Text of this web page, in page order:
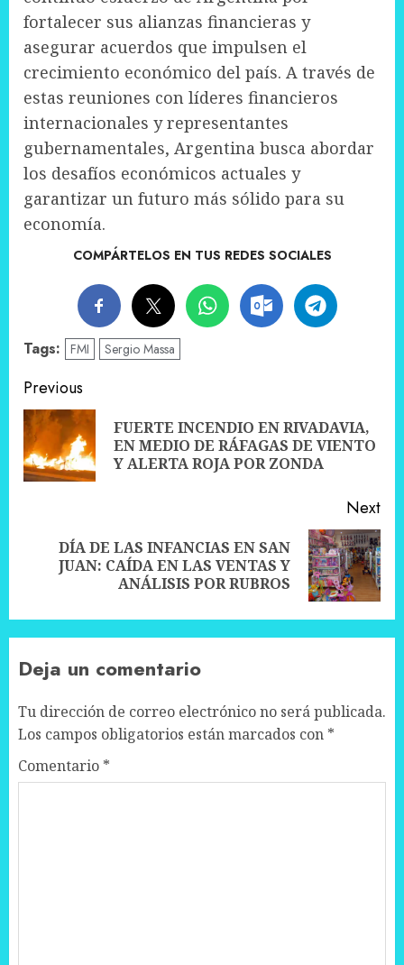
fortalecer sus alianzas financieras y
asegurar acuerdos que impulsen el
crecimiento económico del país. A través de
estas reuniones con líderes financieros
internacionales y representantes
gubernamentales, Argentina busca abordar
los desafíos económicos actuales y
garantizar un futuro más sólido para su
economía.
COMPÁRTELOS EN TUS REDES SOCIALES
Tags: FMI Sergio Massa
Post
navigation
Previous
FUERTE INCENDIO EN RIVADAVIA,
EN MEDIO DE RÁFAGAS DE VIENTO
Y ALERTA ROJA POR ZONDA
Next
Next
DÍA DE LAS INFANCIAS EN SAN
JUAN: CAÍDA EN LAS VENTAS Y
ANÁLISIS POR RUBROS
Deja un comentario
Tu dirección de correo electrónico no será publicada.
Los campos obligatorios están marcados con *
Comentario *